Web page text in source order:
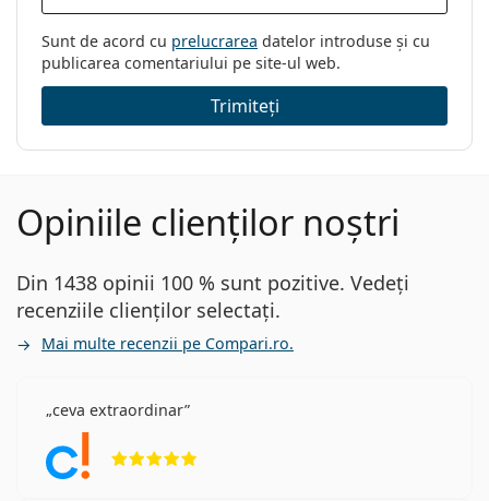
Sunt de acord cu prelucrarea datelor introduse și cu
publicarea comentariului pe site-ul web.
Trimiteți
Opiniile clienților noștri
Din 1438 opinii 100 % sunt pozitive. Vedeți
recenziile clienților selectați.
Mai multe recenzii pe Compari.ro.
ceva extraordinar